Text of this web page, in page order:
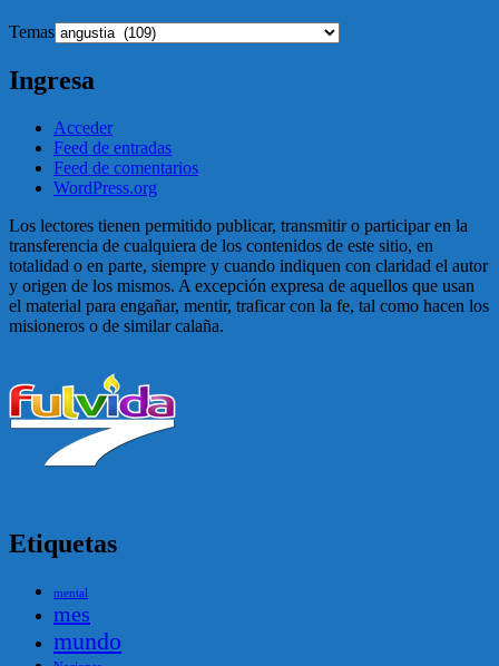
Temas
Ingresa
Acceder
Feed de entradas
Feed de comentarios
WordPress.org
Los lectores tienen permitido publicar, transmitir o participar en la
transferencia de cualquiera de los contenidos de este sitio, en
totalidad o en parte, siempre y cuando indiquen con claridad el autor
y origen de los mismos. A excepción expresa de aquellos que usan
el material para engañar, mentir, traficar con la fe, tal como hacen los
misioneros o de similar calaña.
Etiquetas
mental
mes
mundo